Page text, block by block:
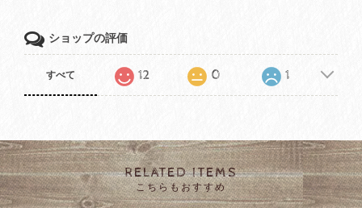
ショップの評価
すべて 12 0 1
RELATED ITEMS
こちらもおすすめ